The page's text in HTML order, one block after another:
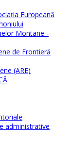
Europeană
Montane -
de Frontieră
(ARE)
administrative